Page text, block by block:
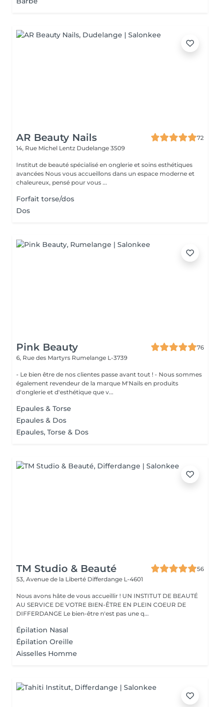
AR Beauty Nails
72
14, Rue Michel Lentz Dudelange 3509
Institut de beauté spécialisé en onglerie et soins esthétiques
avancées Nous vous accueillons dans un espace moderne et
chaleureux, pensé pour vous ...
Forfait torse/dos
Dos
Pink Beauty
76
6, Rue des Martyrs Rumelange L-3739
- Le bien être de nos clientes passe avant tout ! - Nous sommes
également revendeur de la marque M'Nails en produits
d'onglerie et d'esthétique que v...
Epaules & Torse
Epaules & Dos
Epaules, Torse & Dos
TM Studio & Beauté
56
53, Avenue de la Liberté Differdange L-4601
Nous avons hâte de vous accueillir ! UN INSTITUT DE BEAUTÉ
AU SERVICE DE VOTRE BIEN-ÊTRE EN PLEIN COEUR DE
DIFFERDANGE Le bien-être n'est pas une q...
Épilation Nasal
Épilation Oreille
Aisselles Homme